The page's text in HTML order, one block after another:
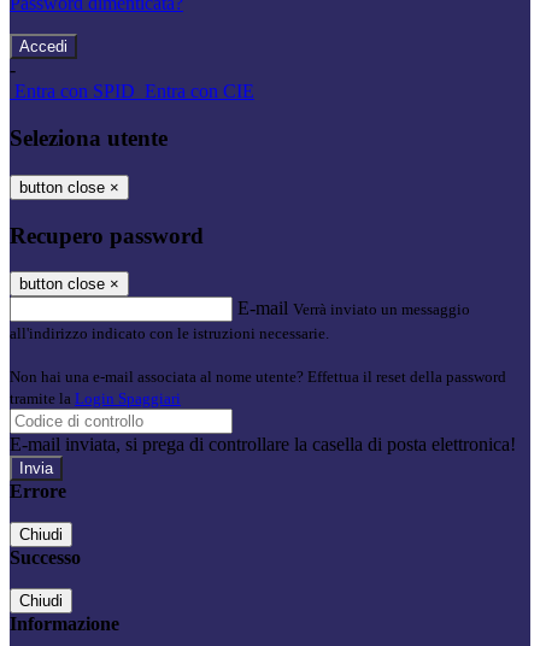
-
Entra con SPID Entra con CIE
Seleziona utente
button close ×
Recupero password
button close ×
E-mail Verrà inviato un messaggio
all'indirizzo indicato con le istruzioni necessarie.
Non hai una e-mail associata al nome utente? Effettua il reset della password
tramite la Login Spaggiari
E-mail inviata, si prega di controllare la casella di posta elettronica!
Errore
Chiudi
Successo
Chiudi
Informazione